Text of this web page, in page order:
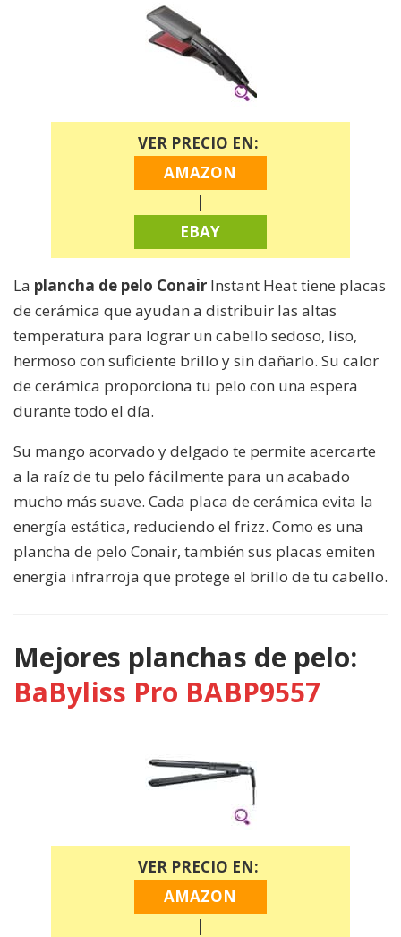
VER PRECIO EN:
AMAZON
|
EBAY
La plancha de pelo Conair Instant Heat tiene placas
de cerámica que ayudan a distribuir las altas
temperatura para lograr un cabello sedoso, liso,
hermoso con suficiente brillo y sin dañarlo. Su calor
de cerámica proporciona tu pelo con una espera
durante todo el día.
Su mango acorvado y delgado te permite acercarte
a la raíz de tu pelo fácilmente para un acabado
mucho más suave. Cada placa de cerámica evita la
energía estática, reduciendo el frizz. Como es una
plancha de pelo Conair, también sus placas emiten
energía infrarroja que protege el brillo de tu cabello.
Mejores planchas de pelo:
BaByliss Pro BABP9557
VER PRECIO EN:
AMAZON
|